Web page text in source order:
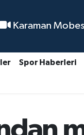
Karaman
Spor Haberleri